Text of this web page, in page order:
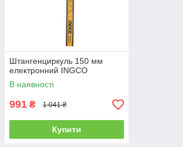
Штангенциркуль 150 мм
електронний INGCO
В наявності
991 ₴ 1 041 ₴
Купити